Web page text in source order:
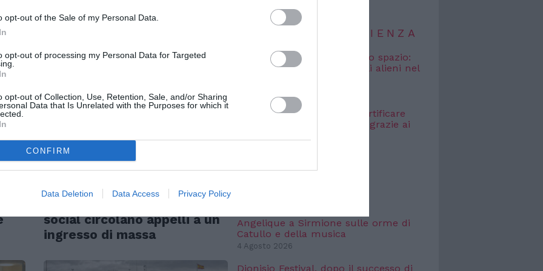
opt-out of the Sale of my Personal Data.
opt-out of processing my Personal Data for Targeted
opt-out of Collection, Use, Retention, Sale, and/or Sharing
Data that Is Unrelated with the Purposes for which it
CONFIRM
Data Deletion Data Access Privacy Policy
ANCHE:
ATTUALITÀ
Migranti. Ceuta, nuovo
social circolano appelli a un
ingresso di massa
NOTIZIE DI SCIENZA
“Fari cosmici” nascosti nello spazio:
potremmo cercare i segnali alieni nel
ATLHAS e Galileo: come certificare
l’autenticità dei dati digitali grazie ai
Angelique a Sirmione sulle orme di
Catullo e della musica
4 Agosto 2026
Dionisio Festival, dopo il successo di